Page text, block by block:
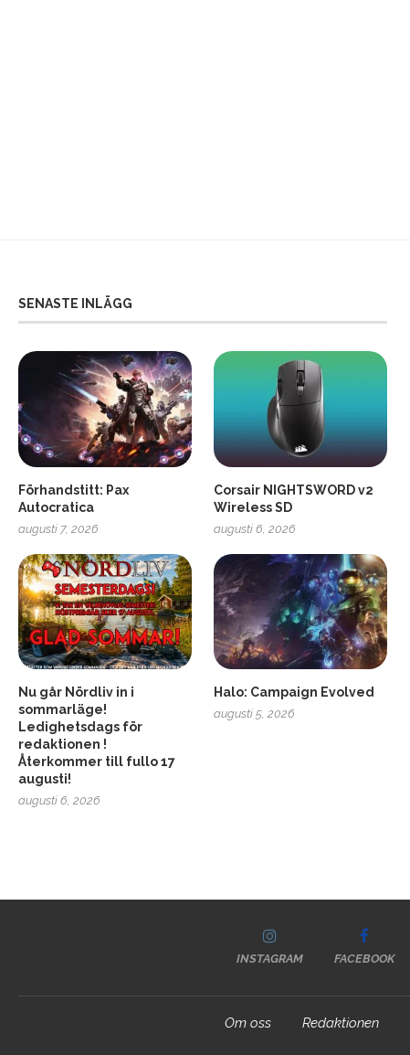
SENASTE INLÄGG
Förhandstitt: Pax
Autocratica
augusti 7, 2026
Corsair NIGHTSWORD v2
Wireless SD
augusti 6, 2026
Nu går Nördliv in i
sommarläge!
Ledighetsdags för
redaktionen !
Återkommer till fullo 17
augusti!
augusti 6, 2026
Halo: Campaign Evolved
augusti 5, 2026
Soundcore Liberty 5 Pro
INSTAGRAM FACEBOOK
Om oss Redaktionen